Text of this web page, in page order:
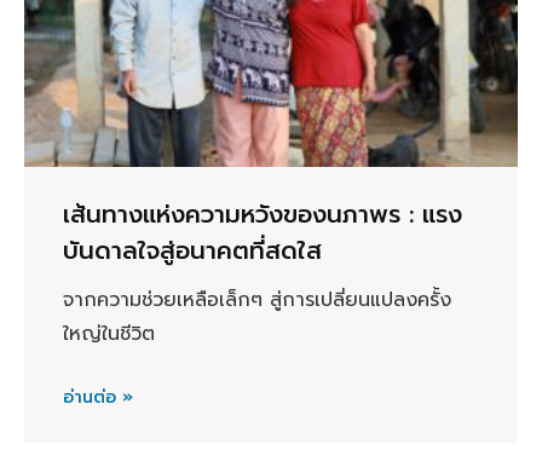
เส้นทางแห่งความหวังของนภาพร : แรง
บันดาลใจสู่อนาคตที่สดใส
จากความช่วยเหลือเล็กๆ สู่การเปลี่ยนแปลงครั้ง
ใหญ่ในชีวิต
อ่านต่อ »